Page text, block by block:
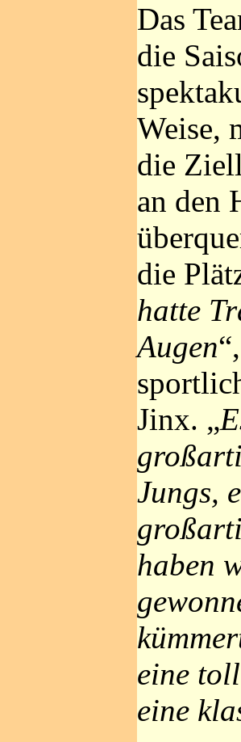
Das
die
Weise,
die
an den
die
hatte
Augen
Jinx. „
Jungs,
haben
eine
eine